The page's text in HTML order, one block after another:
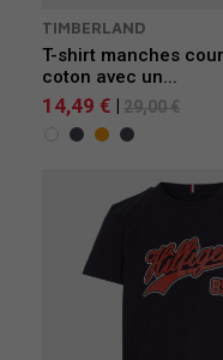
TIMBERLAND
T-shirt manches
coton avec un...
14,49 € 29,00 €